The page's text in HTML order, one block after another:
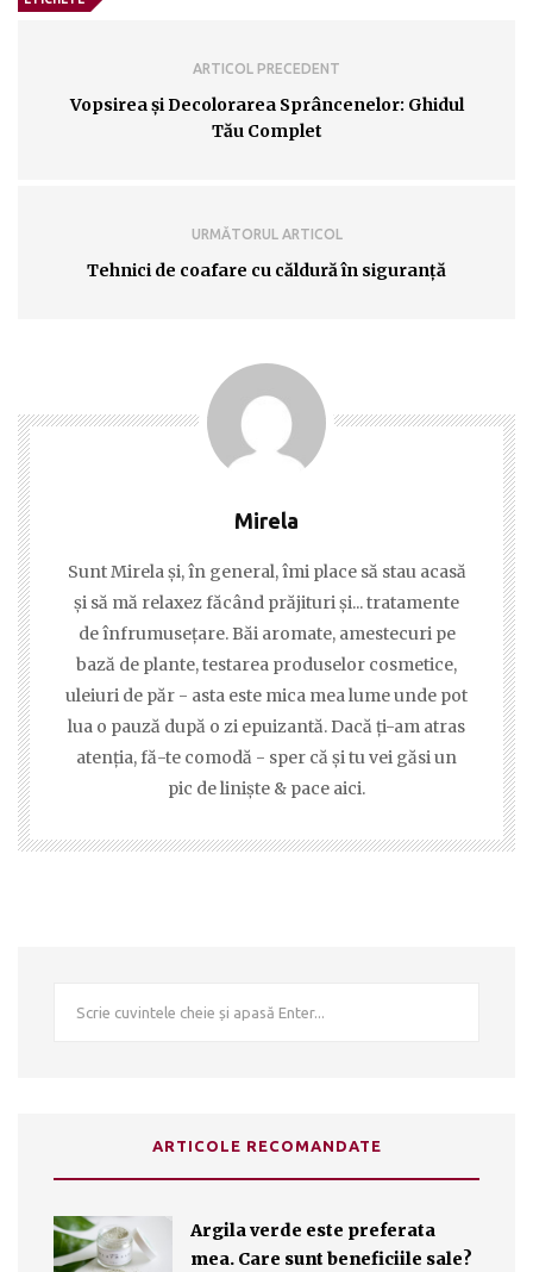
ARTICOL PRECEDENT
Vopsirea și Decolorarea Sprâncenelor: Ghidul
Tău Complet
URMĂTORUL ARTICOL
Tehnici de coafare cu căldură în siguranță
Mirela
Sunt Mirela şi, în general, îmi place să stau acasă
şi să mă relaxez făcând prăjituri şi... tratamente
de înfrumuseţare. Băi aromate, amestecuri pe
bază de plante, testarea produselor cosmetice,
uleiuri de păr - asta este mica mea lume unde pot
lua o pauză după o zi epuizantă. Dacă ţi-am atras
atenţia, fă-te comodă - sper că şi tu vei găsi un
pic de linişte & pace aici.
ARTICOLE RECOMANDATE
Argila verde este preferata
mea. Care sunt beneficiile sale?